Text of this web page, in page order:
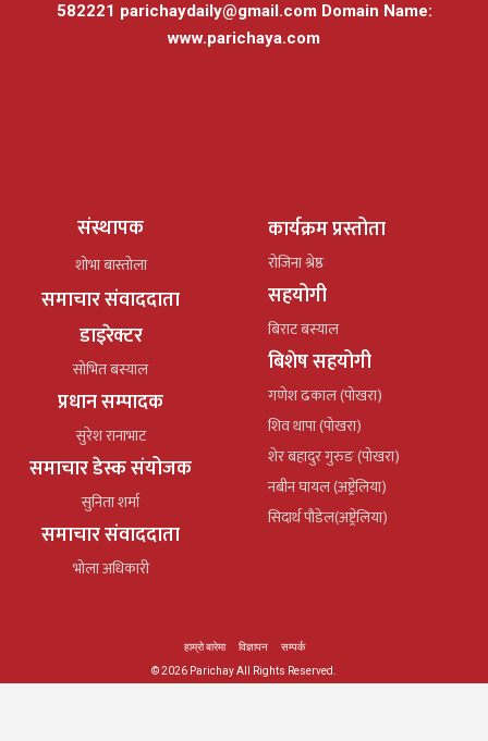
582221 parichaydaily@gmail.comDomain Name:
www.parichaya.com
संस्थापक
शोभा बास्तोला
समाचार संवाददाता
डाइरेक्टर
सोभित बस्याल
प्रधान सम्पादक
सुरेश रानाभाट
समाचार डेस्क संयोजक
सुनिता शर्मा
समाचार संवाददाता
भोला अधिकारी
कार्यक्रम प्रस्तोता
रोजिना श्रेष्ठ
सहयोगी
बिराट बस्याल
बिशेष सहयोगी
गणेश ढकाल (पोखरा)
शिव थापा (पोखरा)
शेर बहादुर गुरुङ (पोखरा)
नबीन घायल (अष्ट्रेलिया)
सिदार्थ पौडेल(अष्ट्रेलिया)
हाम्रो बारेमा विज्ञापन
सम्पर्क
© 2026 Parichay All Rights Reserved.